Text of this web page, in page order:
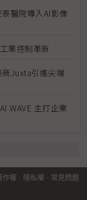
醫院導入AI影像
業控制革新
Juxta引進尖端
WAVE 主打企業
作權 · 隱私權 · 常見問題